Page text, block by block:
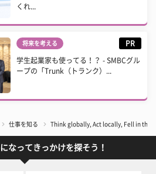
くれ...
将来を考える PR
学生起業家も使ってる！？ - SMBCグル
ープの「Trunk（トランク）...
仕事を知る Think globally, Act locally, Fell in the
なってきっかけを探そう！